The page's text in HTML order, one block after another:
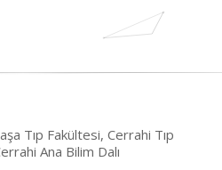
Tıp Fakültesi, Cerrahi Tıp
Ana Bilim Dalı